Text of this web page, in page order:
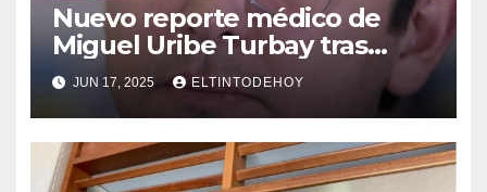
Nuevo reporte médico de
Miguel Uribe Turbay tras
operación de urgencia a la
que fue sometido
JUN 17, 2025 ELTINTODEHOY